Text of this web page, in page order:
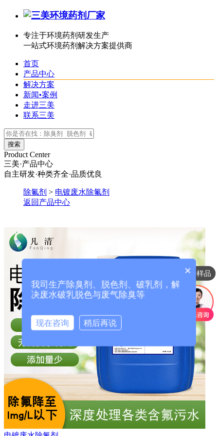
专注于环境药剂研发生产
一站式环境药剂解决方案提供商
首页
产品中心
解决方案
新闻•案例
走进三美
联系三美
Product Center
三美·产品中心
自主研发·种类齐全·品质优良
除氟剂 > 电镀废水除氟剂
返回产品中心
领取免费样品
×
我司生产除臭剂、脱色剂、破乳剂，解
决废水破乳脱色与废气除臭等
现在咨询 稍后再说